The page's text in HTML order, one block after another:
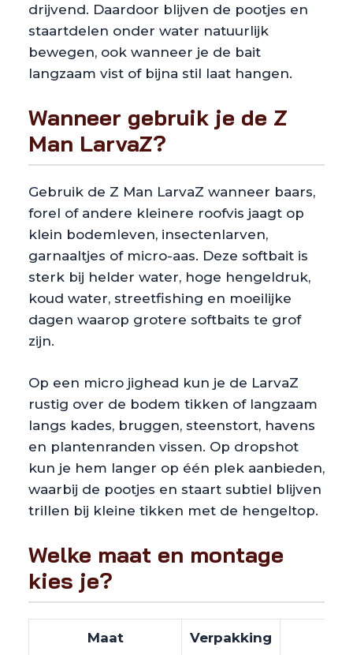
drijvend. Daardoor blijven de pootjes en
staartdelen onder water natuurlijk
bewegen, ook wanneer je de bait
langzaam vist of bijna stil laat hangen.
Wanneer gebruik je de Z
Man LarvaZ?
Gebruik de Z Man LarvaZ wanneer baars,
forel of andere kleinere roofvis jaagt op
klein bodemleven, insectenlarven,
garnaaltjes of micro-aas. Deze softbait is
sterk bij helder water, hoge hengeldruk,
koud water, streetfishing en moeilijke
dagen waarop grotere softbaits te grof
zijn.
Op een micro jighead kun je de LarvaZ
rustig over de bodem tikken of langzaam
langs kades, bruggen, steenstort, havens
en plantenranden vissen. Op dropshot
kun je hem langer op één plek aanbieden,
waarbij de pootjes en staart subtiel blijven
trillen bij kleine tikken met de hengeltop.
Welke maat en montage
kies je?
Maat Verpakking